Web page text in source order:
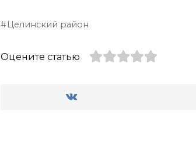
Целинский район
Оцените статью